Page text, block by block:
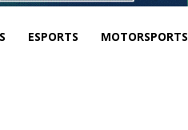
ESPORTS MOTORSPORTS